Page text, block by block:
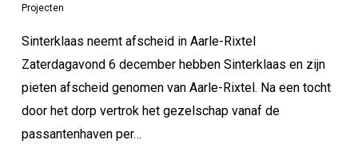
Projecten
Sinterklaas neemt afscheid in Aarle-Rixtel
Zaterdagavond 6 december hebben Sinterklaas en zijn
pieten afscheid genomen van Aarle-Rixtel. Na een tocht
door het dorp vertrok het gezelschap vanaf de
passantenhaven per…